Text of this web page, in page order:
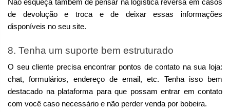
Não esqueça também de pensar na logística reversa em casos
de devolução e troca e de deixar essas informações
disponíveis no seu site.
8. Tenha um suporte bem estruturado
O seu cliente precisa encontrar pontos de contato na sua loja:
chat, formulários, endereço de email, etc. Tenha isso bem
destacado na plataforma para que possam entrar em contato
com você caso necessário e não perder venda por bobeira.